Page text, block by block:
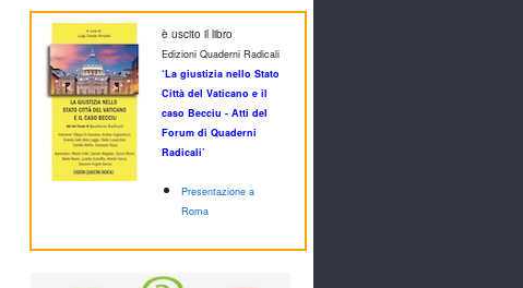
è uscito il libro
Edizioni Quaderni Radicali
‘La giustizia nello Stato
Città del Vaticano e il
caso Becciu - Atti del
Forum di Quaderni
Radicali’
Presentazione a
Roma